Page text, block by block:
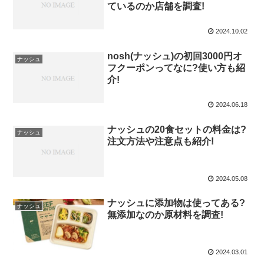
ているのか店舗を調査!
2024.10.02
ナッシュ
nosh(ナッシュ)の初回3000円オ
フクーポンってなに?使い方も紹
介!
2024.06.18
ナッシュ
ナッシュの20食セットの料金は?
注文方法や注意点も紹介!
2024.05.08
ナッシュ
ナッシュに添加物は使ってある?
無添加なのか原材料を調査!
2024.03.01